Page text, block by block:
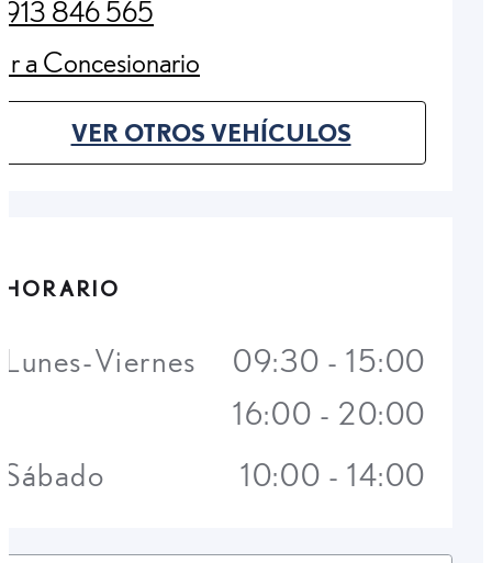
913 846 565
(Opens in new tab)
Ir a Concesionario
(Opens in new tab)
VER OTROS VEHÍCULOS
(OPENS IN NEW TAB)
HORARIO
Lunes-Viernes
09:30 - 15:00
16:00 - 20:00
Sábado
10:00 - 14:00